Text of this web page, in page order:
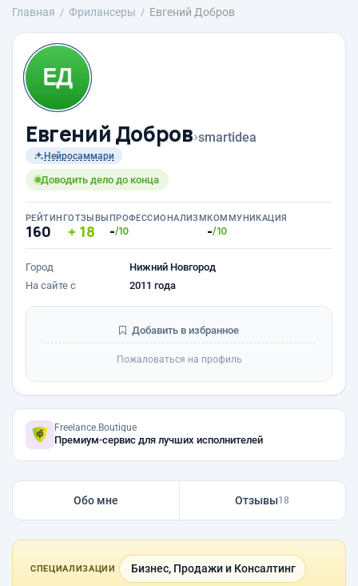
Главная Фрилансеры Евгений Добров
Евгений Добров›smartidea
Нейросаммари
Доводить дело до конца
РЕЙТИНГ
160
ОТЗЫВЫ
18
ПРОФЕССИОНАЛИЗМ
-/10
КОММУНИКАЦИЯ
-/10
Город
Нижний Новгород
На сайте с
2011 года
Добавить в избранное
Пожаловаться на профиль
Freelance.Boutique
Премиум-сервис для лучших исполнителей
Обо мне Отзывы18
СПЕЦИАЛИЗАЦИИ Бизнес, Продажи и Консалтинг